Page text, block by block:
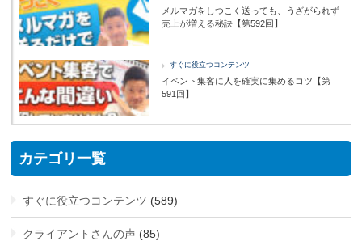
メルマガをしつこく送っても、うざがられず
売上が増える秘訣【第592回】
すぐに役立つコンテンツ
イベント集客に人を確実に集めるコツ【第
591回】
カテゴリ一覧
すぐに役立つコンテンツ (589)
クライアントさんの声 (85)